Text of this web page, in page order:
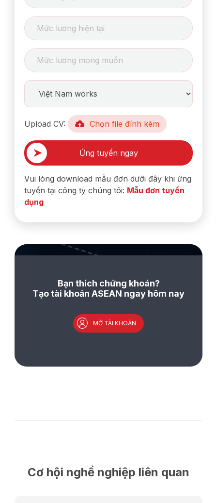
Upload CV: Chọn file đính kèm
Vui lòng download mẫu đơn dưới đây khi ứng
tuyển tại công ty chúng tôi: Mẫu đơn tuyển
dụng
Bạn thích chứng khoán?
Tạo tài khoản ASEAN ngay hôm nay
MỞ TÀI KHOẢN
Cơ hội nghề nghiệp liên quan